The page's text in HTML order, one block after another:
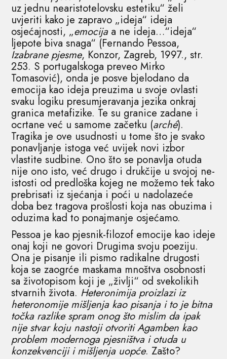
uz jednu nearistotelovsku estetiku“ želi
uvjeriti kako je zapravo „ideja“ ideja
osjećajnosti, „emocijaa ne ideja…“ideja“
ljepote biva snaga“ (Fernando Pessoa,
Izabrane pjesme, Konzor, Zagreb, 1997., str.
253. S portugalskoga preveo Mirko
Tomasović), onda je posve bjelodano da
emocija kao ideja preuzima u svoje ovlasti
svaku logiku presumjeravanja jezika onkraj
granica metafizike. Te su granice zadane i
ocrtane već u samome začetku (arché).
Tragika je ove usudnosti u tome što je svako
ponavljanje istoga već uvijek novi izbor
vlastite sudbine. Ono što se ponavlja otuda
nije ono isto, već drugo i drukčije u svojoj ne-
istosti od predloška kojeg ne možemo tek tako
prebrisati iz sjećanja i poći u nadolazeće
doba bez tragova prošlosti koja nas obuzima i
oduzima kad to ponajmanje osjećamo.
Pessoa je kao pjesnik-filozof emocije kao ideje
onaj koji ne govori Drugima svoju poeziju.
Ona je pisanje ili pismo radikalne drugosti
koja se zaogrće maskama mnoštva osobnosti
sa životopisom koji je „življi“ od svekolikih
stvarnih života. Heteronimija proizlazi iz
heteronomije mišljenja kao pisanja i to je bitna
točka razlike spram onog što mislim da ipak
nije stvar koju nastoji otvoriti Agamben kao
problem modernoga pjesništva i otuda u
konzekvenciji i mišljenja uopće. Zašto?